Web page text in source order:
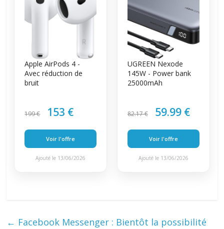
Apple AirPods 4 -
Avec réduction de
bruit
199 € 153 €
Voir l'offre
Ajouté le 13/06/2026
UGREEN Nexode
145W - Power bank
25000mAh
82.17 € 59.99 €
Voir l'offre
Ajouté le 13/06/2026
← Facebook Messenger : Bientôt la possibilité